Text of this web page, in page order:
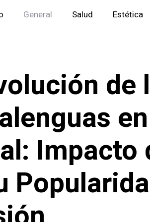
General Salud Estética
de
Impacto